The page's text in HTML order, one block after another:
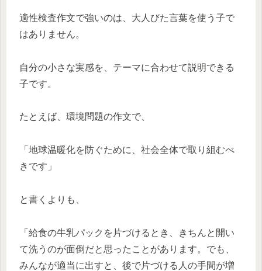
適性検査作文で強いのは、大人びた言葉を使う子で
はありません。
自分の小さな実感を、テーマに合わせて説明できる
子です。
たとえば、環境問題の作文で、
「地球温暖化を防ぐために、社会全体で取り組むべ
きです」
と書くよりも、
「給食の牛乳パックを片づけるとき、きちんと開い
て洗うのが面倒だと思ったことがあります。でも、
みんなが適当に出すと、後で片づける人の手間が増